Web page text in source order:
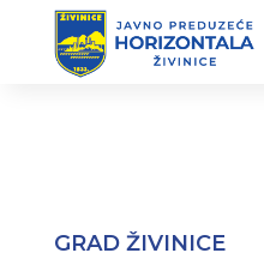
GRAD ŽIVINICE